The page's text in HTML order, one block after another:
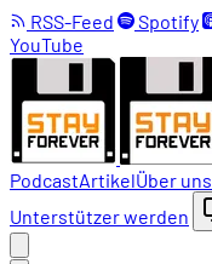
RSS-Feed Spotify
YouTube
PodcastArtikelÜber uns
Unterstützer werden